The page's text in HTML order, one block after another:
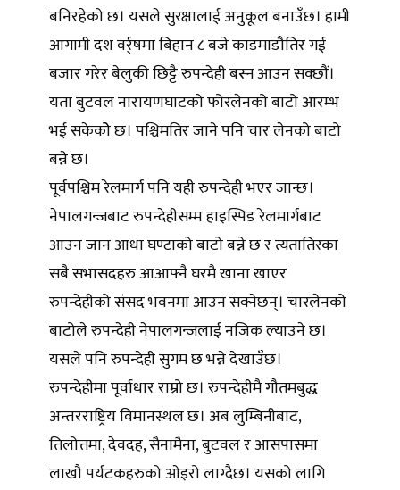
बनिरहेको छ। यसले सुरक्षालाई अनुकूल बनाउँछ। हामी
आगामी दश वर्र्षमा बिहान ८ बजे काडमाडौतिर गई
बजार गरेर बेलुकी छिट्टै रुपन्देही बस्न आउन सक्छौं।
यता बुटवल नारायणघाटको फोरलेनको बाटो आरम्भ
भई सकेकोे छ। पश्चिमतिर जाने पनि चार लेनको बाटो
बन्ने छ।
पूर्वपश्चिम रेलमार्ग पनि यही रुपन्देही भएर जान्छ।
नेपालगन्जबाट रुपन्देहीसम्म हाइस्पिड रेलमार्गबाट
आउन जान आधा घण्टाको बाटो बन्ने छ र त्यतातिरका
सबै सभासदहरु आआफ्नै घरमै खाना खाएर
रुपन्देहीको संसद भवनमा आउन सक्नेछन्। चारलेनको
बाटोले रुपन्देही नेपालगन्जलाई नजिक ल्याउने छ।
यसले पनि रुपन्देही सुगम छ भन्ने देखाउँछ।
रुपन्देहीमा पूर्वाधार राम्रो छ। रुपन्देहीमै गौतमबुद्ध
अन्तरराष्ट्रिय विमानस्थल छ। अब लुम्बिनीबाट,
तिलोत्तमा, देवदह, सैनामैना, बुटवल र आसपासमा
लाखौ पर्यटकहरुको ओइरो लाग्दैछ। यसको लागि